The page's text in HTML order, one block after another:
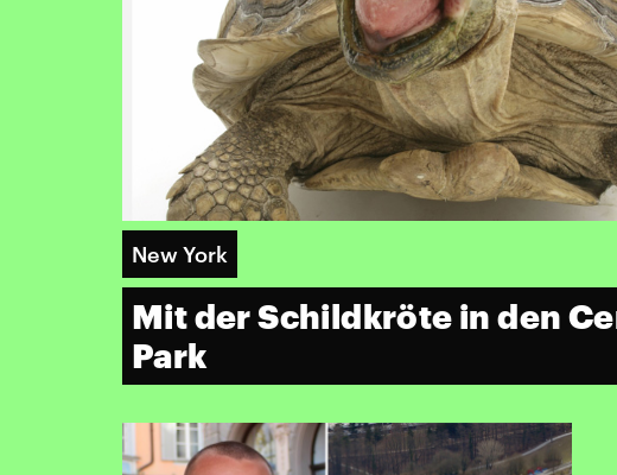
New York
Mit der Schildkröte in den
Park